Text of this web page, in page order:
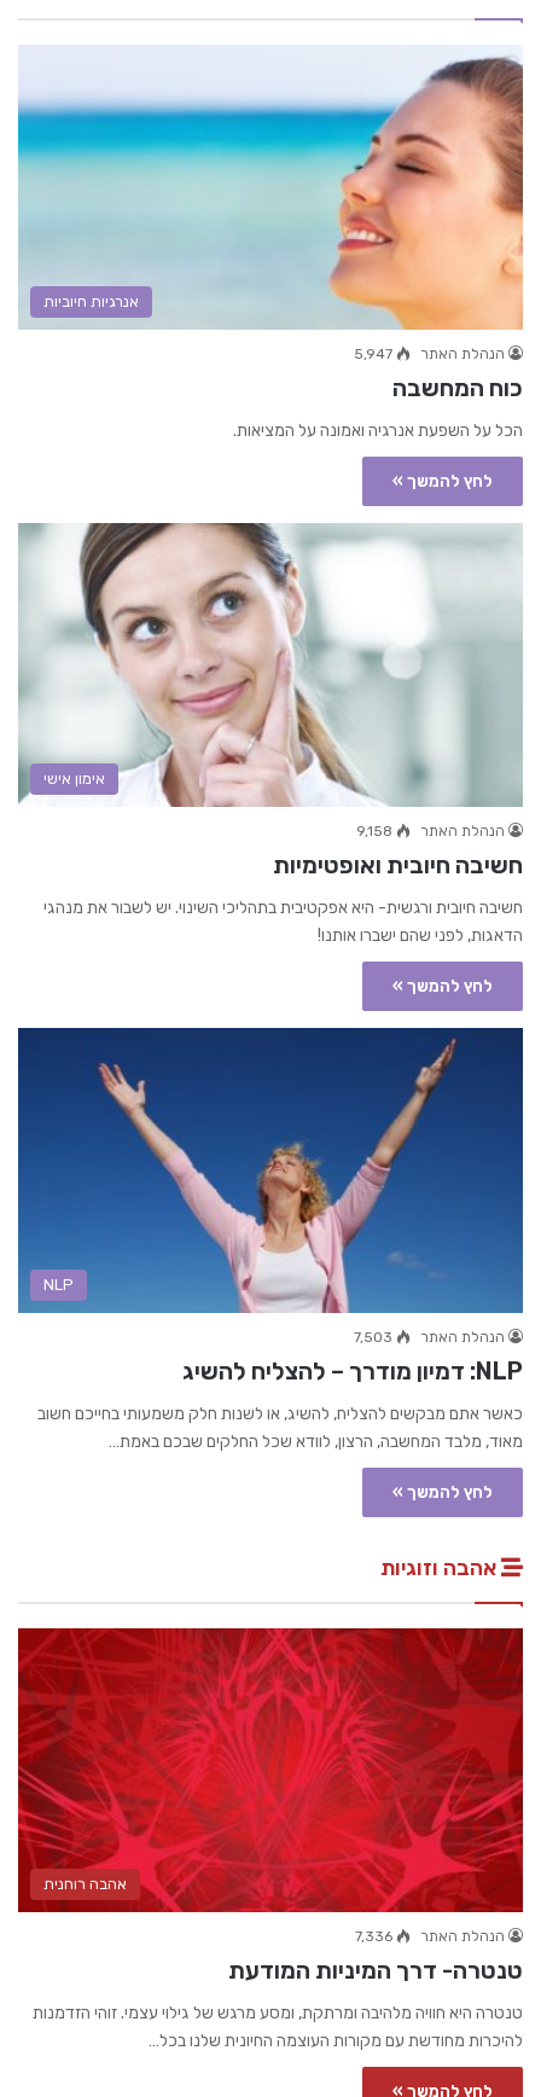
אנרגיות חיוביות
הנהלת האתר 5,947
כוח המחשבה
הכל על השפעת אנרגיה ואמונה על המציאות.
לחץ להמשך »
אימון אישי
הנהלת האתר 9,158
חשיבה חיובית ואופטימיות
חשיבה חיובית ורגשית- היא אפקטיבית בתהליכי השינוי. יש לשבור את מנהגי
הדאגות, לפני שהם ישברו אותנו!
לחץ להמשך »
NLP
הנהלת האתר 7,503
NLP: דמיון מודרך – להצליח להשיג
כאשר אתם מבקשים להצליח, להשיג, או לשנות חלק משמעותי בחייכם חשוב
מאוד, מלבד המחשבה, הרצון, לוודא שכל החלקים שבכם באמת…
לחץ להמשך »
אהבה וזוגיות
אהבה רוחנית
הנהלת האתר 7,336
טנטרה- דרך המיניות המודעת
טנטרה היא חוויה מלהיבה ומרתקת, ומסע מרגש של גילוי עצמי. זוהי הזדמנות
להיכרות מחודשת עם מקורות העוצמה החיונית שלנו בכל…
לחץ להמשך »